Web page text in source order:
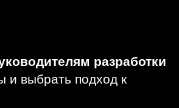
разработки
и выбрать подход к